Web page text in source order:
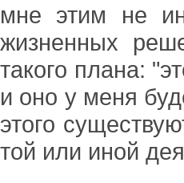
мне этим не
жизненных
такого плана:
и оно у меня
этого
той или иной